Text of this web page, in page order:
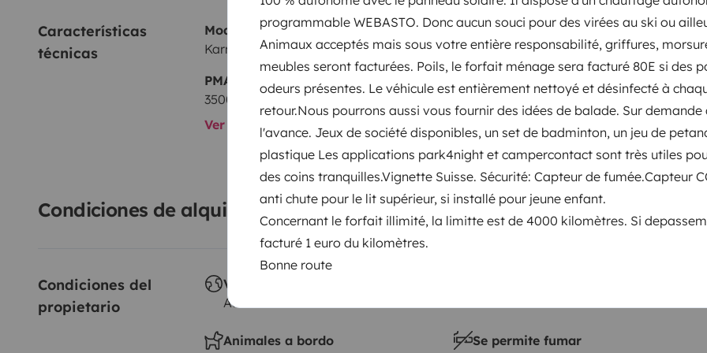
programmable WEBASTO. Donc aucun souci pour des virées au ski ou
Animaux acceptés mais sous votre entière responsabilité, griffures,
meubles seront facturées. Poils, le forfait ménage sera facturé 80E si des
odeurs présentes. Le véhicule est entièrement nettoyé et désinfecté à
retour.Nous pourrons aussi vous fournir des idées de balade. Sur demande
l'avance. Jeux de société disponibles, un set de badminton, un jeu de
plastique Les applications park4night et campercontact sont très utiles
des coins tranquilles.Vignette Suisse. Sécurité: Capteur de fumée.Capteur
anti chute pour le lit supérieur, si installé pour jeune enfant.
Concernant le forfait illimité, la limitte est de 4000 kilomètres. Si
facturé 1 euro du kilomètres.
Bonne route
Características
técnicas
Modelo
Karmann Mobil Ducato 140 Multijet
Puesta en circulación:
2022
PMA:
3500 kg
Altura
2,7 m
Ver todas las características
Condiciones de alquiler
Condiciones del
propietario
Viajes al extranjero
Autorizado
Animales a bordo
Se permite fumar